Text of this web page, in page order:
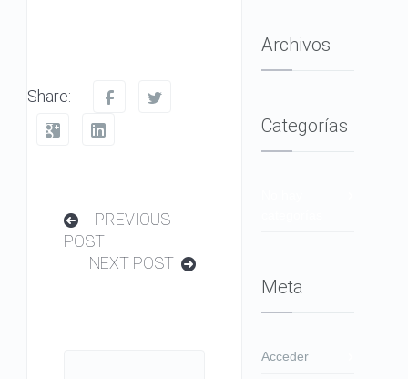
Share:
PREVIOUS
POST
NEXT POST
Archivos
Categorías
Meta
Acceder